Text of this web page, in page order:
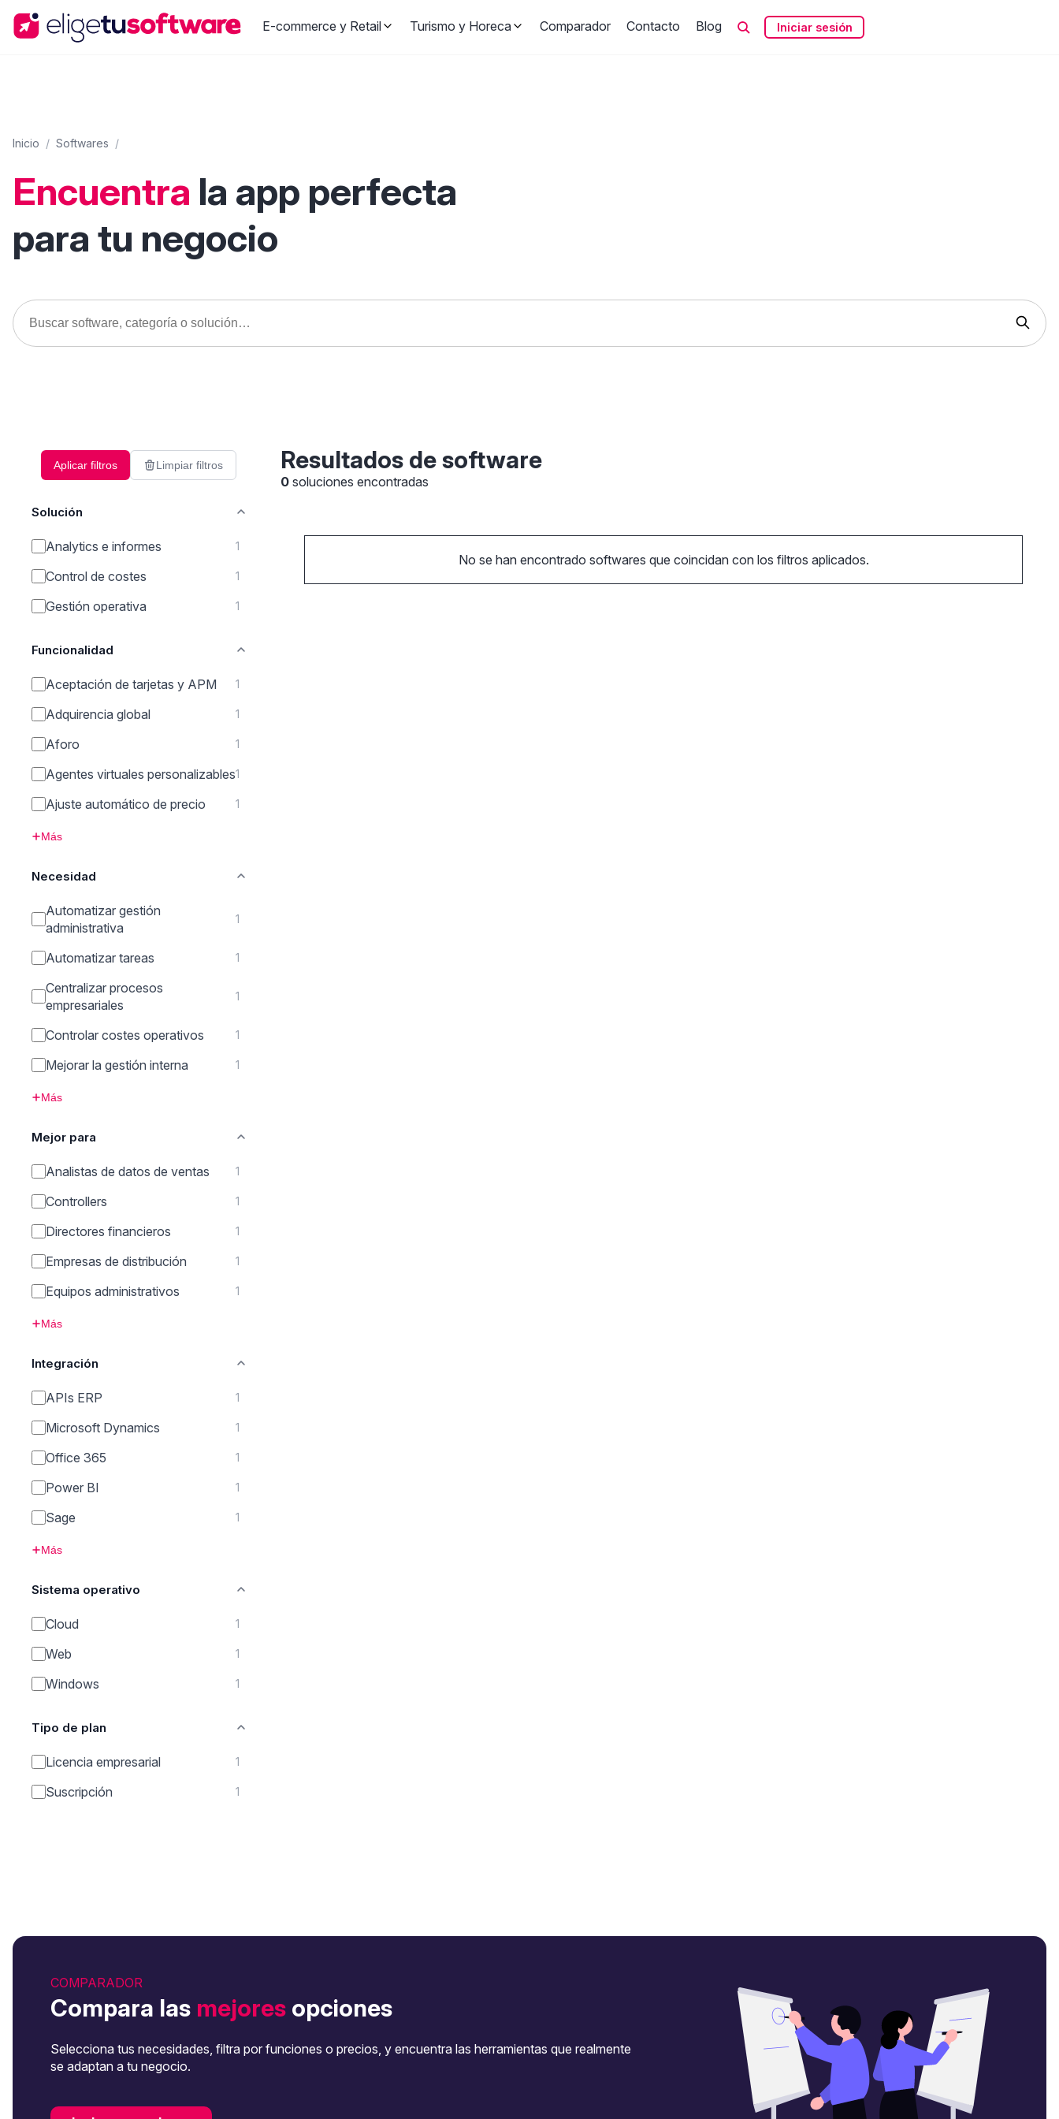
E-commerce y Retail Turismo y Horeca Comparador Contacto Blog Iniciar sesión
Inicio / Softwares /
Encuentra la app perfecta
para tu negocio
Aplicar filtros Limpiar filtros
Solución
Analytics e informes 1
Control de costes 1
Gestión operativa 1
Funcionalidad
Aceptación de tarjetas y APM 1
Adquirencia global 1
Aforo 1
Agentes virtuales personalizables1
Ajuste automático de precio 1
Más
Necesidad
Automatizar gestión
administrativa
1
Automatizar tareas 1
Centralizar procesos
empresariales
1
Controlar costes operativos 1
Mejorar la gestión interna 1
Más
Mejor para
Analistas de datos de ventas 1
Controllers 1
Directores financieros 1
Empresas de distribución 1
Equipos administrativos 1
Más
Integración
APIs ERP 1
Microsoft Dynamics 1
Office 365 1
Power BI 1
Sage 1
Más
Sistema operativo
Cloud 1
Web 1
Windows 1
Tipo de plan
Licencia empresarial 1
Suscripción 1
Resultados de software
0 soluciones encontradas
No se han encontrado softwares que coincidan con los filtros aplicados.
COMPARADOR
Compara las mejores opciones
Selecciona tus necesidades, filtra por funciones o precios, y encuentra las herramientas que realmente
se adaptan a tu negocio.